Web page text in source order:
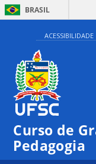
BRASIL
ACESSIBILIDADE
Curso de
Pedagogia